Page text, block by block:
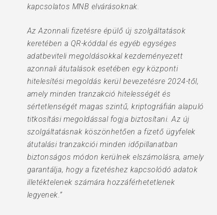
kapcsolatos MNB elvárásoknak.
Az Azonnali fizetésre épülő új szolgáltatások
keretében a QR-kóddal és egyéb egységes
adatbeviteli megoldásokkal kezdeményezett
azonnali átutalások esetében egy központi
hitelesítési megoldás kerül bevezetésre 2024-től,
amely minden tranzakció hitelességét és
sértetlenségét magas szintű, kriptográfián alapuló
titkosítási megoldással fogja biztosítani. Az új
szolgáltatásnak köszönhetően a fizető ügyfelek
átutalási tranzakciói minden időpillanatban
biztonságos módon kerülnek elszámolásra, amely
garantálja, hogy a fizetéshez kapcsolódó adatok
illetéktelenek számára hozzáférhetetlenek
legyenek.”